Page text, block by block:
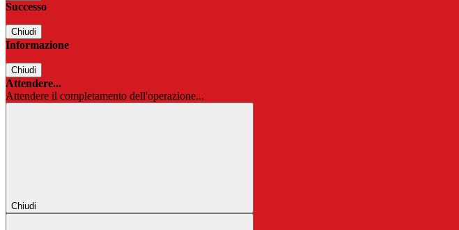
Successo
Chiudi
Informazione
Chiudi
Attendere...
Attendere il completamento dell'operazione...
Chiudi